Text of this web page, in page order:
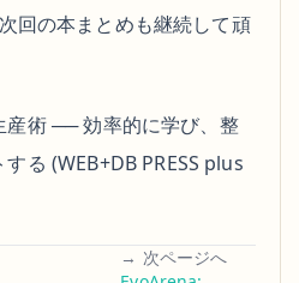
回の本まとめも継続して頑
産術 ── 効率的に学び、整
る (WEB+DB PRESS plus
→ 次ページへ